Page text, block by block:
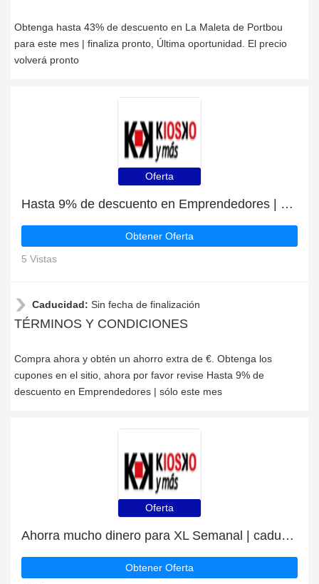
Obtenga hasta 43% de descuento en La Maleta de Portbou
para este mes | finaliza pronto, Última oportunidad. El precio
volverá pronto
Oferta
Hasta 9% de descuento en Emprendedores | sólo este mes
Obtener Oferta
5 Vistas
Caducidad: Sin fecha de finalización
TÉRMINOS Y CONDICIONES
Compra ahora y obtén un ahorro extra de €. Obtenga los
cupones en el sitio, ahora por favor revise Hasta 9% de
descuento en Emprendedores | sólo este mes
Oferta
Ahorra mucho dinero para XL Semanal | caduca pronto
Obtener Oferta